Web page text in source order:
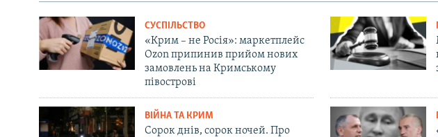
СУСПІЛЬСТВО
«Крим – не Росія»: маркетплейс
Ozon припинив прийом нових
замовлень на Кримському
півострові
ВІЙНА ТА КРИМ
Сорок днів, сорок ночей. Про